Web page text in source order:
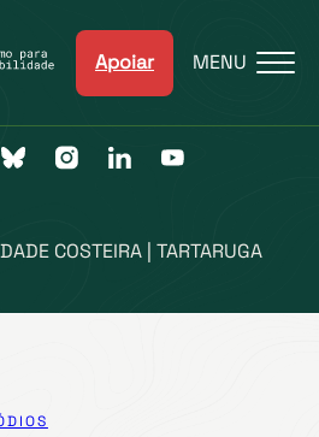
Apoiar MENU
COSTEIRA | TARTARUGA